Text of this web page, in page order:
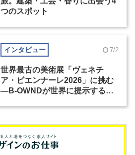
つのスポット
インタビュー 7/2
世界最古の美術展「ヴェネチ
ア・ビエンナーレ2026」に挑む
―B-OWNDが世界に提示する美